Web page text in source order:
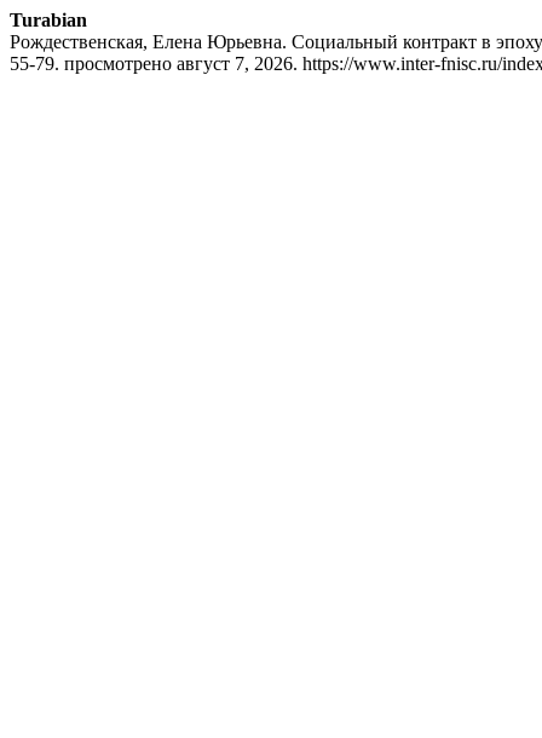
Turabian
Рождественская, Елена Юрьевна. Социальный контракт в
55-79. просмотрено август 7, 2026. https://www.inter-fnisc.ru/